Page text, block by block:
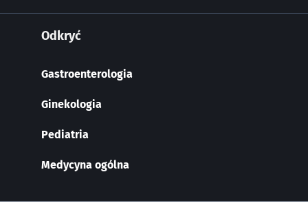
Odkryć
Gastroenterologia
Ginekologia
Pediatria
Medycyna ogólna